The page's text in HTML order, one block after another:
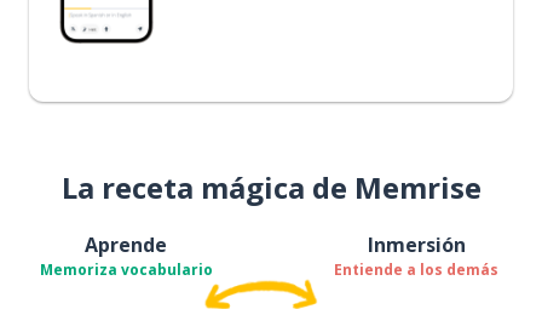
La receta mágica de Memrise
Aprende
Memoriza vocabulario
Inmersión
Entiende a los demás